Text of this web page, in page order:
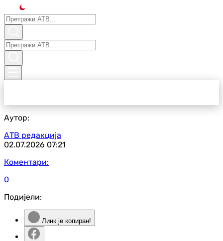
Аутор:
АТВ редакција
02.07.2026 07:21
Коментари:
0
Подијели:
Линк је копиран!